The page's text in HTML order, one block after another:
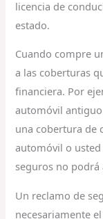
licencia de
estado.
Cuando compre
a las coberturas
financiera. Por
automóvil
una cobertura de
automóvil o
seguros no podrá
Un reclamo de
necesariamente